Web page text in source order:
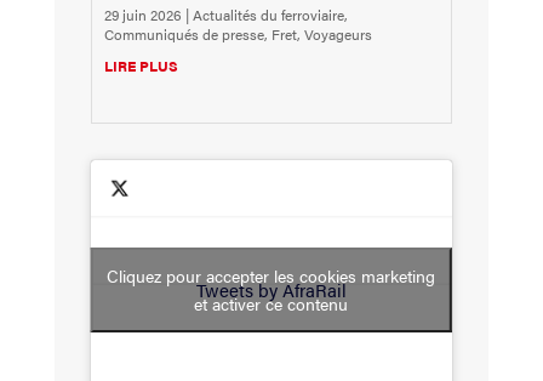
29 juin 2026 |Actualités du ferroviaire,
Communiqués de presse, Fret, Voyageurs
LIRE PLUS
Tweets by AfraRail
Cliquez pour accepter les cookies marketing
et activer ce contenu